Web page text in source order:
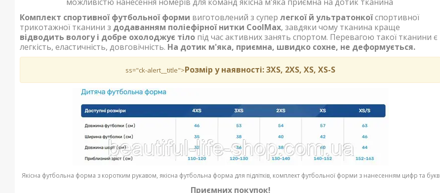
можливістю нанесення номерів для команд якісна м'яка приємна на дотик тканина
Комплект спортивної футбольної форми виготовлений з супер легкої й ультратонкоїспортивної
трикотажної тканини з додаванням поліефірної нитки CoolMax, завдяки чому тканина краще
відводить вологу і добре охолоджує тіло під час активних занять спортом. Перевагою такої тканини є
легкість, еластичність, довговічність. На дотик м'яка, приємна, швидко сохне, не деформується.
ss="ck-alert__title">Розмір у наявності:3XS, 2XS, XS,XS-S
Якісна футбольна форма з коротким рукавом, якісна футбольна форма для підлітків, комплект футбольної форми з нанесенням цифр та букв
Приємних покупок!